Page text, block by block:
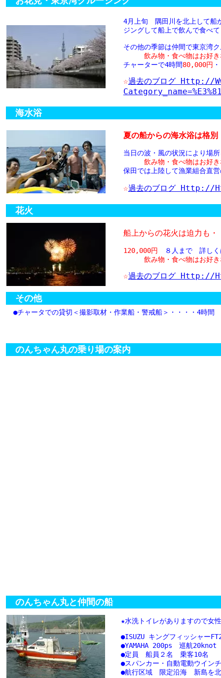
4月上旬 隅田川を北上して船
ジングして船上で飲んで食べ
その他の季節は仲間で東京湾
飲み物・食べ物はお好
チャーターで4時間80,000円
☆過去のブログ
海水浴
夏の船からの海水浴は格別
当日の波・風の状況により場
飲み物・食べ物はお好き
保田では上陸して漁業組合直
☆過去のブログ Http://
花火
船上からの花火は迫力も・
120,000円
８人まで 詳しく
飲み物・食べ物はお好きな
☆過去のブログ
その他
●チャータでの貸切＜撮影取材・作業船・警戒船＞・・・・
のんちゃん丸の乗り場の案内
のんちゃん丸と仲間の船
★水洗トイレがありますので女
●ISUZU キングフィッシャー
●YAMAHA 200ps 巡航20knot
●定員 船員２名 乗客10名
●スパンカー・自動電動ウイン
●航行区域 限定沿海 新島を北